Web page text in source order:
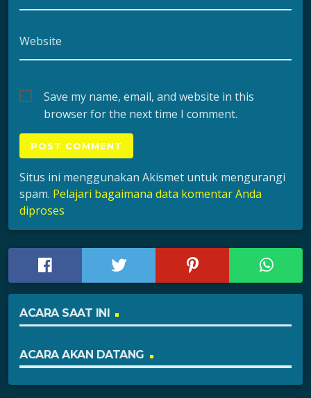
Website
Save my name, email, and website in this
browser for the next time I comment.
Situs ini menggunakan Akismet untuk mengurangi
spam. Pelajari bagaimana data komentar Anda
diproses
ACARA SAAT INI
ACARA AKAN DATANG